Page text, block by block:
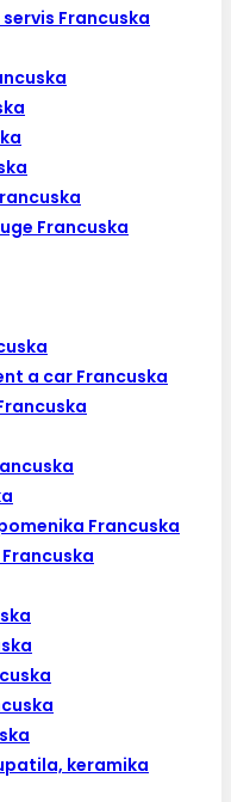
Francuska
Francuska
a car Francuska
Francuska
keramika